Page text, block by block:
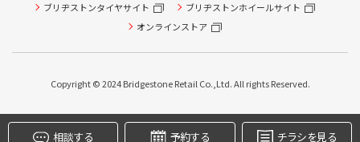
ブリヂストンタイヤサイト
ブリヂストンホイールサイト
オンラインストア
Copyright © 2024 Bridgestone Retail Co.,Ltd. All rights Reserved.
相談する 予約する チラシを見る
タイヤ点検・安全点検/タイヤ履き替え/オイル交換/その他
ピット作業の予約
本日のタイヤ履き替え順番待ち予約 ※クローク契約会員の